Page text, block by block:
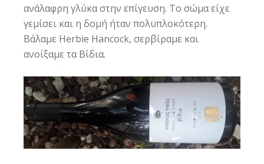
ανάλαφρη γλύκα στην επίγευση. Το σώμα είχε
γεμίσει και η δομή ήταν πολυπλοκότερη.
Βάλαμε Herbie Hancock, σερβίραμε και
ανοίξαμε τα Βίδια.